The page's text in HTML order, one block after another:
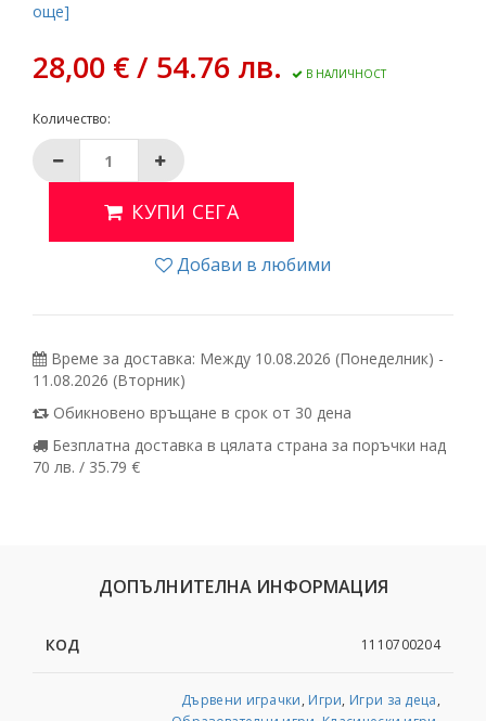
още]
28,00 € / 54.76 лв. В НАЛИЧНОСТ
Количество:
КУПИ СЕГА
Добави в любими
Време за доставка: Между 10.08.2026 (Понеделник) -
11.08.2026 (Вторник)
Обикновено връщане в срок от 30 дена
Безплатна доставка в цялата страна за поръчки над
70 лв. / 35.79 €
ДОПЪЛНИТЕЛНА ИНФОРМАЦИЯ
КОД 1110700204
Дървени играчки, Игри, Игри за деца,